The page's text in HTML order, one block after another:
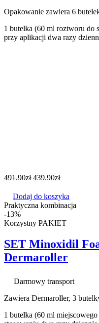
Opakowanie zawiera 6
1 butelka (60 ml roztworu do
przy aplikacji dwa razy
491.90zł 439.90zł
Dodaj do koszyka
Praktyczna kombinacja
-13%
Korzystny PAKIET
SET Minoxidil
Dermaroller
Darmowy transport
Zawiera Dermaroller, 3
1 butelka (60 ml